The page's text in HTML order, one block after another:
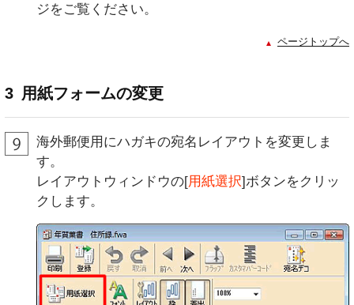
ジをご覧ください。
ページトップへ
3 用紙フォームの変更
海外郵便用にハガキの宛名レイアウトを変更しま
す。
レイアウトウィンドウの[用紙選択]ボタンをクリッ
クします。